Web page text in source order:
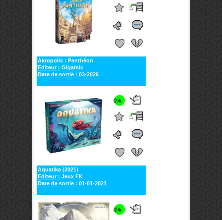
Akropolis : Panthéon
Editeur : Gigamic
Date de sortie : 03-2026
0%
Aquatika (2021)
Editeur : Jeux FK
Date de sortie : 01-01-2021
0%